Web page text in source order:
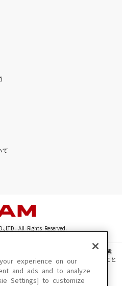
ランキングなど
録・ログインして
て
All Rights Reserved.
画像・写真・動画・音声等を、手段や形態
無断で複製、転載、ファイル化などすること
いただけない場合があります。
experience on our
and ads and to analyze
Settings] to customize